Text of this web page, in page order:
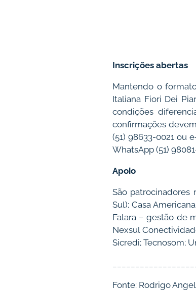
Inscrições abertas
Mantendo o
Italiana Fiori Dei
condições
confirmações
(51) 98633-0021 ou
WhatsApp (51)
Apoio
São patrocinadores
Sul); Casa
Falara – gestão de
Nexsul
Sicredi; Tecnosom;
Fonte: Rodrigo